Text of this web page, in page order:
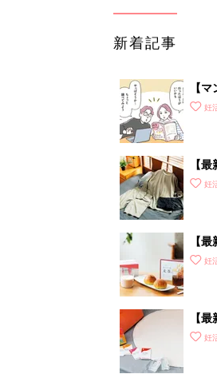
新着記事
【
準備妊
【
ズア
妊
【
補お
妊
【
れな
妊